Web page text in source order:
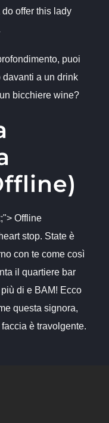
offer this lady
puoi
a un drink
bicchiere wine?
Offline
stop. State è
con te come così
il quartiere bar
di e BAM! Ecco
questa signora,
è travolgente.